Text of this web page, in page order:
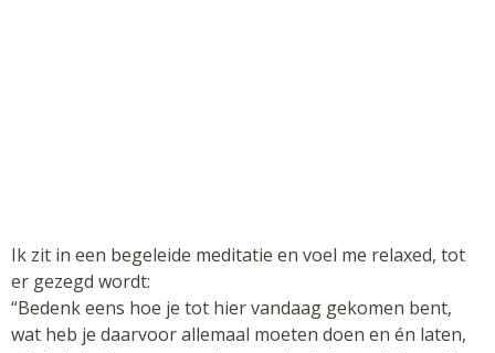
Ik zit in een begeleide meditatie en voel me relaxed, tot
er gezegd wordt:
“Bedenk eens hoe je tot hier vandaag gekomen bent,
wat heb je daarvoor allemaal moeten doen en én laten,